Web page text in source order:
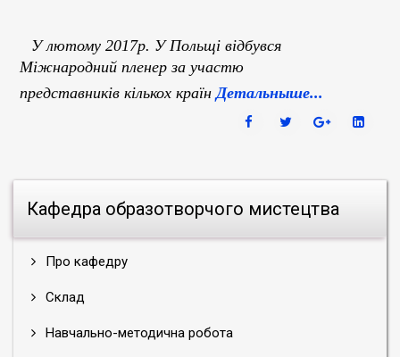
Кафедра образотворчого мистецтва
Про кафедру
Склад
Навчально-методична робота
У лютому 2017р. У Польщі відбувся
Міжнародний пленер за участю
представників кількох країнДетальныше...